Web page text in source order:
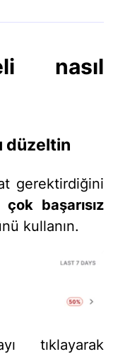
nasıl
düzeltin
gerektirdiğini
çok başarısız
kullanın.
tıklayarak